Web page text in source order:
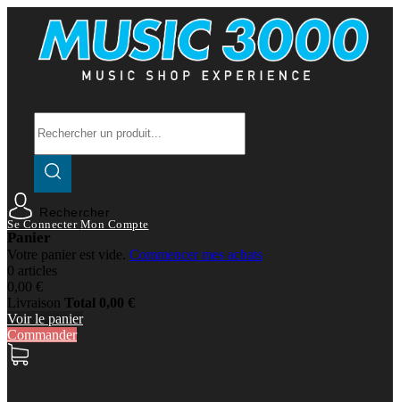
Rechercher
Se Connecter Mon Compte
Panier
Votre panier est vide. Commencer mes achats
0 articles
0,00 €
Livraison Total 0,00 €
Voir le panier
Commander